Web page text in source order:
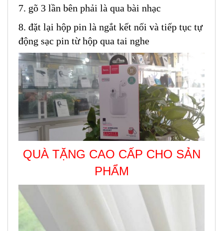
7. gõ 3 lần bên phải là qua bài nhạc
8. đặt lại hộp pin là ngắt kết nối và tiếp tục tự
động sạc pin từ hộp qua tai nghe
QUÀ TẶNG CAO CẤP CHO SẢN
PHẨM